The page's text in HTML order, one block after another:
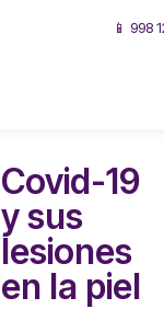
📱 998
Covid-19
y sus
lesiones
en la piel